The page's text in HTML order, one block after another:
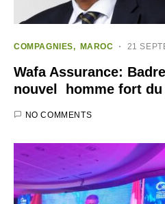
COMPAGNIES MAROC 21
Wafa Assurance:
nouvel homme fort
NO COMMENTS